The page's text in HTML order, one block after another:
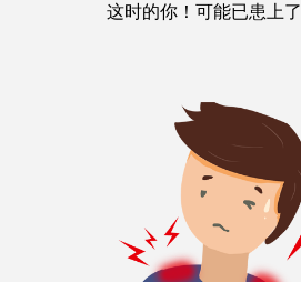
这时的你！可能已患上了